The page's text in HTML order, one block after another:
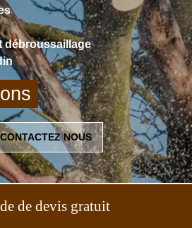
débroussaillage
CONTACTEZ NOUS
de devis gratuit